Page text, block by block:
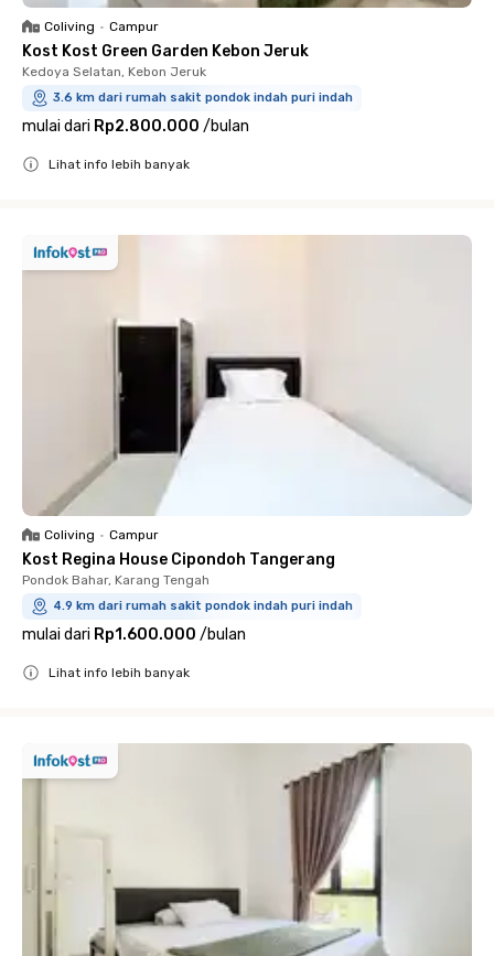
Coliving • Campur
Kost Kost Green Garden Kebon Jeruk
Kedoya Selatan, Kebon Jeruk
3.6 km dari rumah sakit pondok indah puri indah
mulai dari Rp2.800.000 /bulan
Lihat info lebih banyak
Coliving • Campur
Kost Regina House Cipondoh Tangerang
Pondok Bahar, Karang Tengah
4.9 km dari rumah sakit pondok indah puri indah
mulai dari Rp1.600.000 /bulan
Lihat info lebih banyak